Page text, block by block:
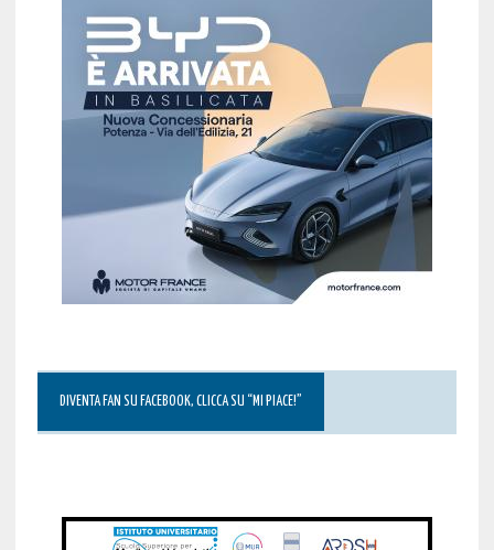
DIVENTA FAN SU FACEBOOK, CLICCA SU “MI PIACE!”